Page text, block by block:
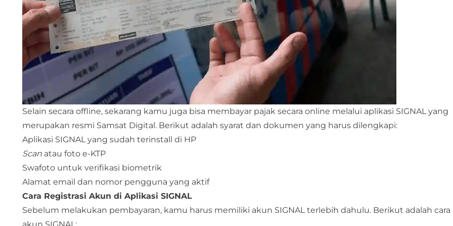
Selain secara offline, sekarang kamu juga bisa membayar pajak secara online melalui aplikasi SIGNAL yang
merupakan resmi Samsat Digital. Berikut adalah syarat dan dokumen yang harus dilengkapi:
Aplikasi SIGNAL yang sudah terinstall di HP
Scan atau foto e-KTP
Swafoto untuk verifikasi biometrik
Alamat email dan nomor pengguna yang aktif
Cara Registrasi Akun di Aplikasi SIGNAL
Sebelum melakukan pembayaran, kamu harus memiliki akun SIGNAL terlebih dahulu. Berikut adalah cara